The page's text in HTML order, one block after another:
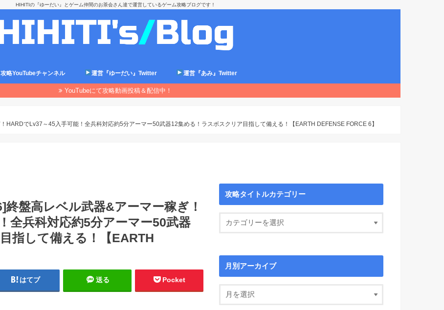
HIHITIの『ゆーだい』とゲーム仲間のお茶会さん達で運営しているゲーム攻略ブログです！
攻略YouTubeチャンネル 運営『ゆーだい』Twitter 運営『あみ』Twitter
YouTubeにて攻略動画投稿＆配信中！
HARDでLv37～45入手可能！全兵科対応約5分アーマー50武器12集める！ラスボスクリア目指して備える！【EARTH DEFENSE FORCE 6】
終盤高レベル武器&アーマー稼ぎ！
全兵科対応約5分アーマー50武器
指して備える！【EARTH
はてブ 送る Pocket
攻略タイトルカテゴリー
月別アーカイブ